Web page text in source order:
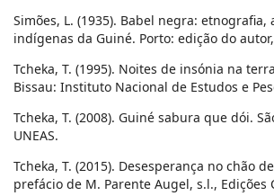
Simões, L. (1935). Babel negra:
indígenas da Guiné. Porto: edição do
Tcheka, T. (1995). Noites de insónia na
Bissau: Instituto Nacional de Estudos e
Tcheka, T. (2008). Guiné sabura que dói.
UNEAS.
Tcheka, T. (2015). Desesperança no chão
prefácio de M. Parente Augel, s.l., Edições